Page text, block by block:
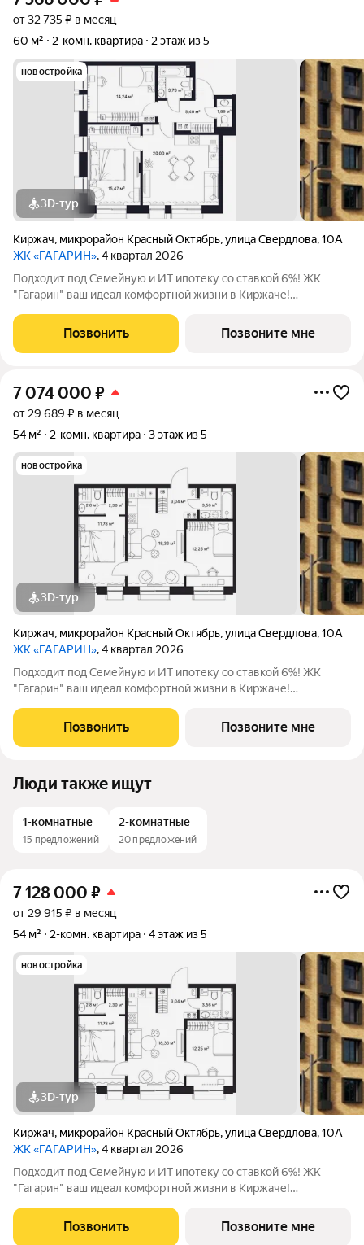
от 32 735 ₽ в месяц
60 м²
2-комн. квартира 2 этаж из 5
новостройка
3D-тур
Киржач, микрорайон Красный Октябрь,улица Свердлова,10А
ЖК «ГАГАРИН», 4 квартал 2026
Подходит под Семейную и ИТ ипотеку со ставкой 6%! ЖК
"Гагарин" ваш идеал комфортной жизни в Киржаче!
класса "Комфорт+" сочетает современные технологии,
продуманную инфраструктуру и уютную
Позвонить Позвоните мне
7 074 000 ₽
от 29 689 ₽ в месяц
54 м²
2-комн. квартира 3 этаж из 5
новостройка
3D-тур
Киржач, микрорайон Красный Октябрь,улица Свердлова,10А
ЖК «ГАГАРИН», 4 квартал 2026
Подходит под Семейную и ИТ ипотеку со ставкой 6%! ЖК
"Гагарин" ваш идеал комфортной жизни в Киржаче!
класса "Комфорт+" сочетает современные технологии,
продуманную инфраструктуру и уютную
Позвонить Позвоните мне
Люди также ищут
1-комнатные
15 предложений
2-комнатные
20 предложений
7 128 000 ₽
от 29 915 ₽ в месяц
54 м²
2-комн. квартира 4 этаж из 5
новостройка
3D-тур
Киржач, микрорайон Красный Октябрь,улица Свердлова,10А
ЖК «ГАГАРИН», 4 квартал 2026
Подходит под Семейную и ИТ ипотеку со ставкой 6%! ЖК
"Гагарин" ваш идеал комфортной жизни в Киржаче!
класса "Комфорт+" сочетает современные технологии,
продуманную инфраструктуру и уютную
Позвонить Позвоните мне